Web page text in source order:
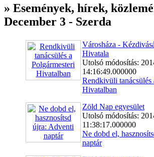
» Események, hírek,
December 3 - Szerda
Városháza -
Hivatala
Utolsó módosítás:
14:16:49.000000
Rendkivüli tanácsülés
Hivatalban
Zöld Nap egyesület
Utolsó módosítás:
11:38:17.000000
Ne dobd el,
naptár